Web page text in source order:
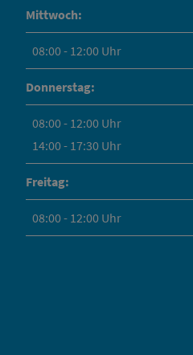
Mittwoch:
08:00 - 12:00 Uhr
Donnerstag:
08:00 - 12:00 Uhr
14:00 - 17:30 Uhr
Freitag:
08:00 - 12:00 Uhr